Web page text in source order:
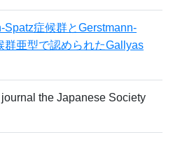
Spatz症候群とGerstmann-
群亜型で認められたGallyas
the Japanese Society